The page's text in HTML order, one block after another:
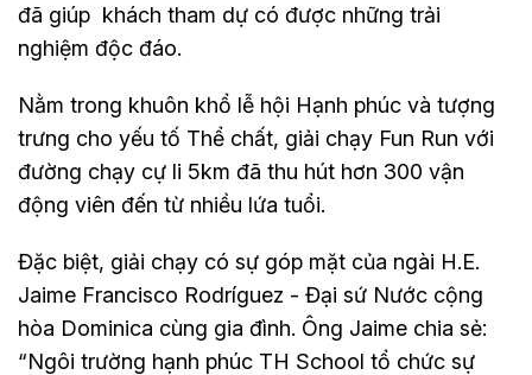
đã giúp khách tham dự có được những trải
nghiệm độc đáo.
Nằm trong khuôn khổ lễ hội Hạnh phúc và tượng
trưng cho yếu tố Thể chất, giải chạy Fun Run với
đường chạy cự li 5km đã thu hút hơn 300 vận
động viên đến từ nhiều lứa tuổi.
Đặc biệt, giải chạy có sự góp mặt của ngài H.E.
Jaime Francisco Rodríguez - Đại sứ Nước cộng
hòa Dominica cùng gia đình. Ông Jaime chia sẻ:
“Ngôi trường hạnh phúc TH School tổ chức sự